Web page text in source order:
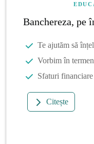
Banchereza, pe
Te ajutăm să
Vorbim în
Sfaturi
Citește